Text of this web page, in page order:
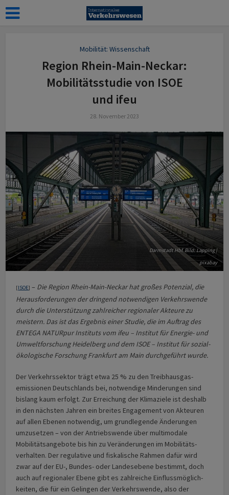
Mobilität: Wissenschaft
Region Rhein-Main-Neckar:
Mobili­täts­studie von ISOE
und ifeu
28. November 2023
Darmstadt Hbf. Bild: Lapping |
pixabay
[ISOE] – Die Region Rhein-Main-Neckar hat großes Potenzial, die
Herausforderungen der dringend notwendigen Verkehrswende
durch die Unterstützung zahlreicher regionaler Akteure zu
meistern. Das ist das Ergebnis einer Studie, die im Auftrag des
ENTEGA NATURpur Instituts vom ifeu – Institut für Energie- und
Umweltforschung Heidelberg und dem ISOE – Institut für sozial-
ökologische Forschung Frankfurt am Main durchgeführt wurde.
Der Verkehrssektor trägt etwa 25 % zu den Treibhaus­gas­
emissionen Deutschlands bei, notwendige Minderungen sind
bislang kaum erfolgt. Zur Erreichung der Klimaziele ist deshalb
in den nächsten Jahren ein breites Engagement von Akteuren
auf allen Ebenen notwendig, um grundlegende Änderungen
umzusetzen – von der Antriebs­wende über multimodale
Mobilitäts­angebote bis hin zu Veränderungen im Mobilitäts­
verhalten. Der regulative und fiskalische Rahmen dafür wird
zwar auf der EU-, Bundes- oder Landes­ebene bestimmt, doch
auch auf regionaler Ebene gibt es zahlreiche Einfluss­möglich­
keiten, die für ein Gelingen der Verkehrs­wende, also der